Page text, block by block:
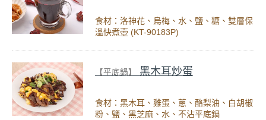
食材：洛神花、烏梅、水、鹽、糖、雙層保
溫快煮壺 (KT-90183P)
【平底鍋】 黑木耳炒蛋
食材：黑木耳、雞蛋、蔥、酪梨油、白胡椒
粉、鹽、黑芝麻、水、不沾平底鍋